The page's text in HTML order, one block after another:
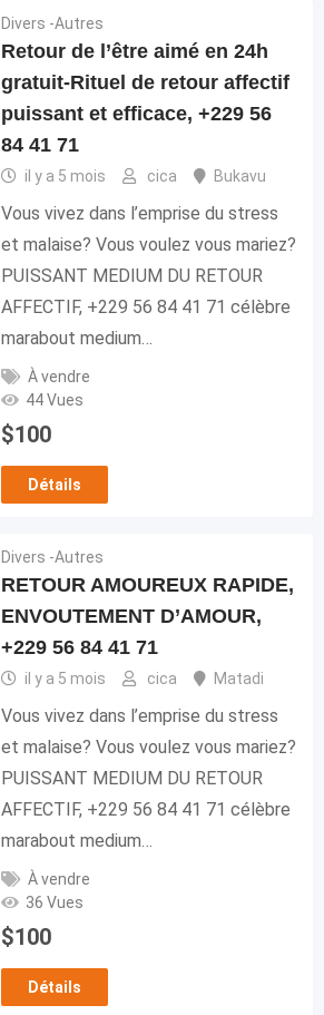
Divers -Autres
Retour de l’être aimé en 24h
gratuit-Rituel de retour affectif
puissant et efficace, +229 56
84 41 71
il y a 5 mois cica Bukavu
Vous vivez dans l’emprise du stress
et malaise? Vous voulez vous mariez?
PUISSANT MEDIUM DU RETOUR
AFFECTIF, +229 56 84 41 71 célèbre
marabout medium…
À vendre
44 Vues
$100
Détails
Divers -Autres
RETOUR AMOUREUX RAPIDE,
ENVOUTEMENT D’AMOUR,
+229 56 84 41 71
il y a 5 mois cica Matadi
Vous vivez dans l’emprise du stress
et malaise? Vous voulez vous mariez?
PUISSANT MEDIUM DU RETOUR
AFFECTIF, +229 56 84 41 71 célèbre
marabout medium…
À vendre
36 Vues
$100
Détails